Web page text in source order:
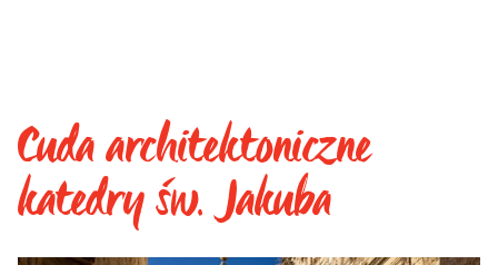
Cuda architektoniczne
katedry św. Jakuba